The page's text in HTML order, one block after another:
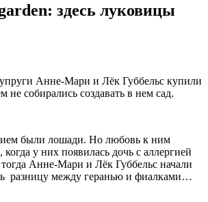
здесь луковицы
Анне-Мари и Лёк Губбельс купили
не собирались создавать в нем сад.
были лошади. Но любовь к ним
у них появилась дочь с аллергией
Анне-Мари и Лёк Губбельс начали
разницу между геранью и фиалками…